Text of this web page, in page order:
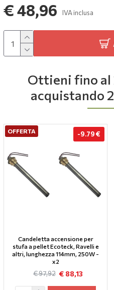
€ 48,96 IVA inclusa
Ottieni fino al
acquistando
OFFERTA -9.79 €
Candeletta accensione per
stufa a pellet Ecoteck, Ravelli e
altri, lunghezza 114mm, 250W -
x2
€ 88,13
€ 97,92